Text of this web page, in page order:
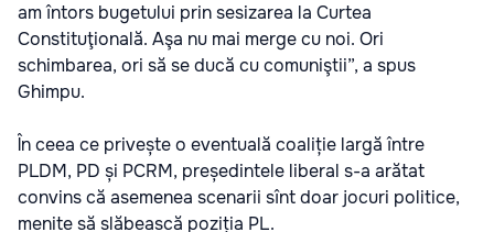
am întors bugetului prin sesizarea la Curtea
Constituţională. Aşa nu mai merge cu noi. Ori
schimbarea, ori să se ducă cu comuniştii”, a spus
Ghimpu.
În ceea ce privește o eventuală coaliție largă între
PLDM, PD și PCRM, președintele liberal s-a arătat
convins că asemenea scenarii sînt doar jocuri politice,
menite să slăbească poziția PL.